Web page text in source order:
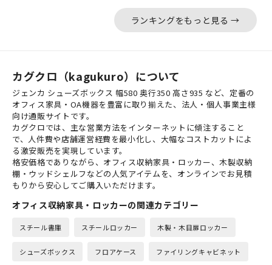
ランキングをもっと見る →
カグクロ（kagukuro）について
ジェンカ シューズボックス 幅580 奥行350 高さ935 など、定番の
オフィス家具・OA機器を豊富に取り揃えた、法人・個人事業主様
向け通販サイトです。
カグクロでは、主な営業方法をインターネットに傾注すること
で、人件費や店舗運営経費を最小化し、大幅なコストカットによ
る激安販売を実現しています。
格安価格でありながら、オフィス収納家具・ロッカー、木製収納
棚・ウッドシェルフなどの人気アイテムを、オンラインでお見積
もりから安心してご購入いただけます。
オフィス収納家具・ロッカーの関連カテゴリー
スチール書庫 スチールロッカー 木製・木目扉ロッカー
シューズボックス フロアケース ファイリングキャビネット